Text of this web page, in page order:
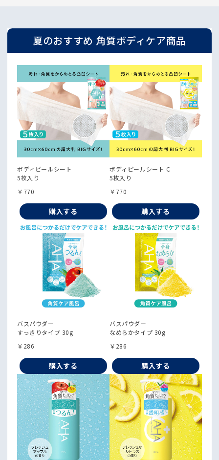
夏のおすすめ 角質ボディケア商品
ボディピールシート
5枚入り
￥770
購入する
ボディピールシート C
5枚入り
￥770
購入する
バスパウダー
すっきりタイプ 30g
￥286
購入する
バスパウダー
なめらかタイプ 30g
￥286
購入する